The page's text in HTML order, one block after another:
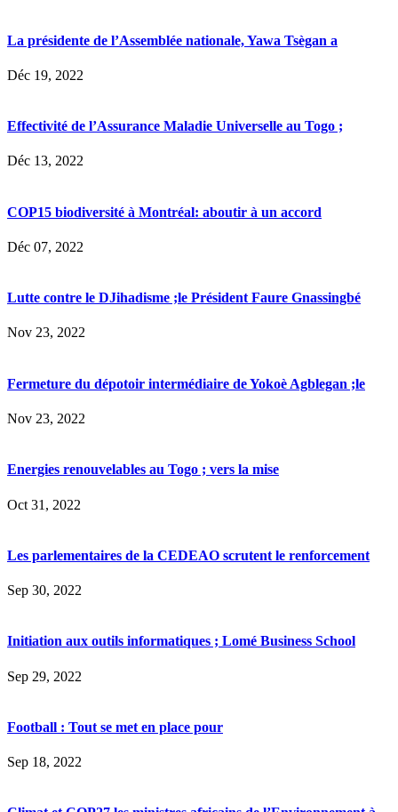
La présidente de l’Assemblée nationale, Yawa Tsègan a
Déc 19, 2022
Effectivité de l’Assurance Maladie Universelle au Togo ;
Déc 13, 2022
COP15 biodiversité à Montréal: aboutir à un accord
Déc 07, 2022
Lutte contre le DJihadisme ;le Président Faure Gnassingbé
Nov 23, 2022
Fermeture du dépotoir intermédiaire de Yokoè Agblegan ;le
Nov 23, 2022
Energies renouvelables au Togo ; vers la mise
Oct 31, 2022
Les parlementaires de la CEDEAO scrutent le renforcement
Sep 30, 2022
Initiation aux outils informatiques ; Lomé Business School
Sep 29, 2022
Football : Tout se met en place pour
Sep 18, 2022